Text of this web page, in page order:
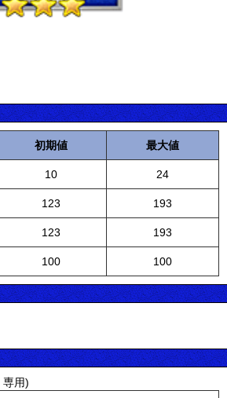
初期値 最大値
10 24
123 193
123 193
100 100
専用)